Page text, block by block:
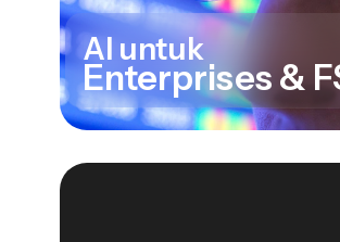
AI untuk
Enterprises &